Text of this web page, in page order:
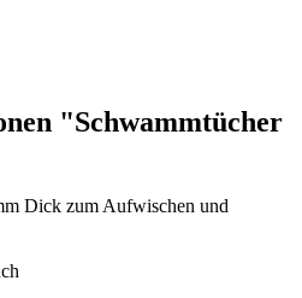
"Schwammtücher
Dick zum Aufwischen und